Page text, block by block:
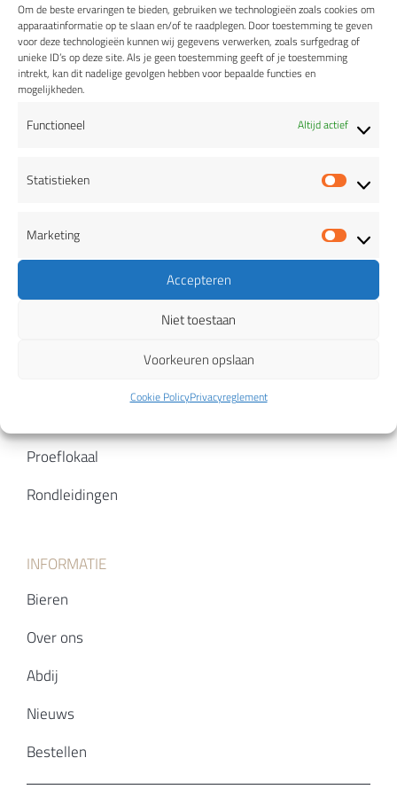
Om de beste ervaringen te bieden, gebruiken we technologieën zoals cookies om
apparaatinformatie op te slaan en/of te raadplegen. Door toestemming te geven
voor deze technologieën kunnen wij gegevens verwerken, zoals surfgedrag of
unieke ID’s op deze site. Als je geen toestemming geeft of je toestemming
intrekt, kan dit nadelige gevolgen hebben voor bepaalde functies en
mogelijkheden.
Functioneel Altijd actief
Statistieken
Marketing
Accepteren
Niet toestaan
Voorkeuren opslaan
Cookie PolicyPrivacyreglement
BIEREN
Witheren Wit
Norbertijn Blond
Prior Dubbel
Abt Tripel
Abt-Generaal Quadruppel
Proeflokaal
Rondleidingen
INFORMATIE
Bieren
Over ons
Abdij
Nieuws
Bestellen